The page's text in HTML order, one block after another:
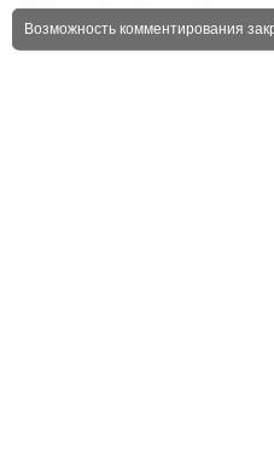
Возможность комментирования